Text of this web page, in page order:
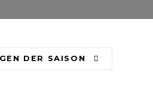
DER SAISON